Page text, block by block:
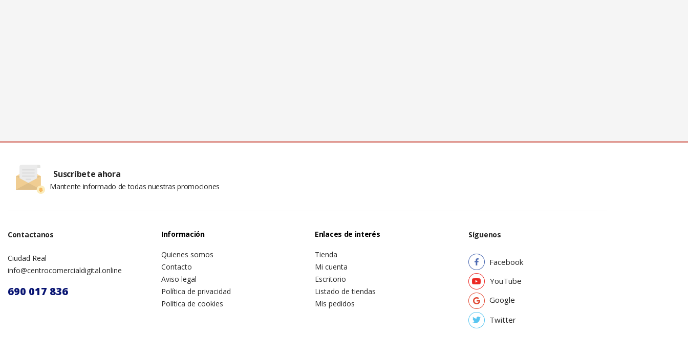
Suscríbete ahora
Mantente informado de todas nuestras promociones
Contactanos
Ciudad Real
info@centrocomercialdigital.online
690 017 836
Información
Quienes somos
Contacto
Aviso legal
Política de privacidad
Política de cookies
Enlaces de interés
Tienda
Mi cuenta
Escritorio
Listado de tiendas
Mis pedidos
Síguenos
Facebook
YouTube
Google
Twitter